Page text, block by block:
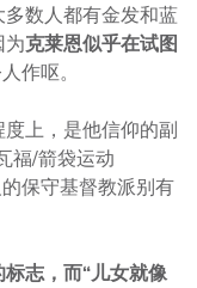
数人都有金发和蓝
为克莱恩似乎在试图
作呕。
上，是他信仰的副
福/箭袋运动
保守基督教派别有
志，而“儿女就像